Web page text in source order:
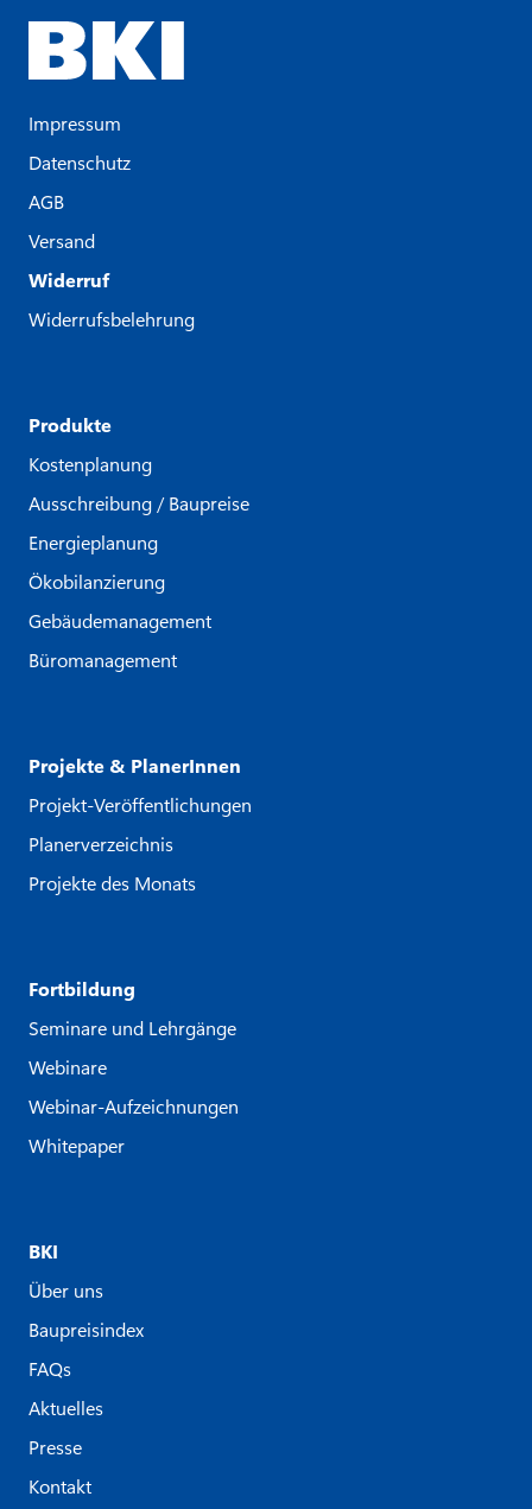
Impressum
Datenschutz
AGB
Versand
Widerruf
Widerrufsbelehrung
Produkte
Kostenplanung
Ausschreibung / Baupreise
Energieplanung
Ökobilanzierung
Gebäudemanagement
Büromanagement
Projekte & PlanerInnen
Projekt-Veröffentlichungen
Planerverzeichnis
Projekte des Monats
Fortbildung
Seminare und Lehrgänge
Webinare
Webinar-Aufzeichnungen
Whitepaper
BKI
Über uns
Baupreisindex
FAQs
Aktuelles
Presse
Kontakt